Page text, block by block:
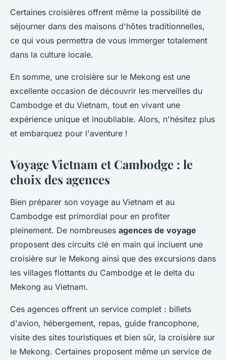
Certaines croisières offrent même la possibilité de
séjourner dans des maisons d'hôtes traditionnelles,
ce qui vous permettra de vous immerger totalement
dans la culture locale.
En somme, une croisière sur le Mekong est une
excellente occasion de découvrir les merveilles du
Cambodge et du Vietnam, tout en vivant une
expérience unique et inoubliable. Alors, n'hésitez plus
et embarquez pour l'aventure !
Voyage Vietnam et Cambodge : le
choix des agences
Bien préparer son voyage au Vietnam et au
Cambodge est primordial pour en profiter
pleinement. De nombreuses agences de voyage
proposent des circuits clé en main qui incluent une
croisière sur le Mekong ainsi que des excursions dans
les villages flottants du Cambodge et le delta du
Mekong au Vietnam.
Ces agences offrent un service complet : billets
d'avion, hébergement, repas, guide francophone,
visite des sites touristiques et bien sûr, la croisière sur
le Mekong. Certaines proposent même un service de